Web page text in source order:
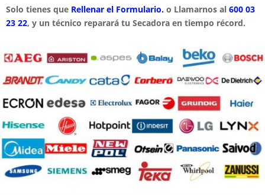
Solo tienes que Rellenar el Formulario. o Llamarnos al 600 03
23 22, y un técnico reparará tu Secadora en tiempo récord.